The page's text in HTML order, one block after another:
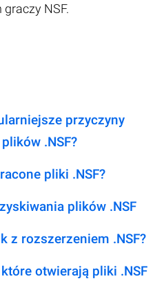
NSF.
przyczyny
.NSF?
pliki .NSF?
plików .NSF
z rozszerzeniem .NSF?
otwierają pliki .NSF